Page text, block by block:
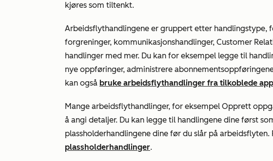
kjøres som tiltenkt.
Arbeidsflythandlingene er gruppert etter handlingstype,
forgreninger, kommunikasjonshandlinger, Customer
handlinger med mer. Du kan for eksempel legge til
nye oppføringer, administrere
kan også bruke arbeidsflythandlinger fra tilkoblede
Mange arbeidsflythandlinger, for eksempel Opprett
å angi detaljer. Du kan legge til handlingene dine først
plassholderhandlingene dine før du slår på arbeidsflyten.
plassholderhandlinger.